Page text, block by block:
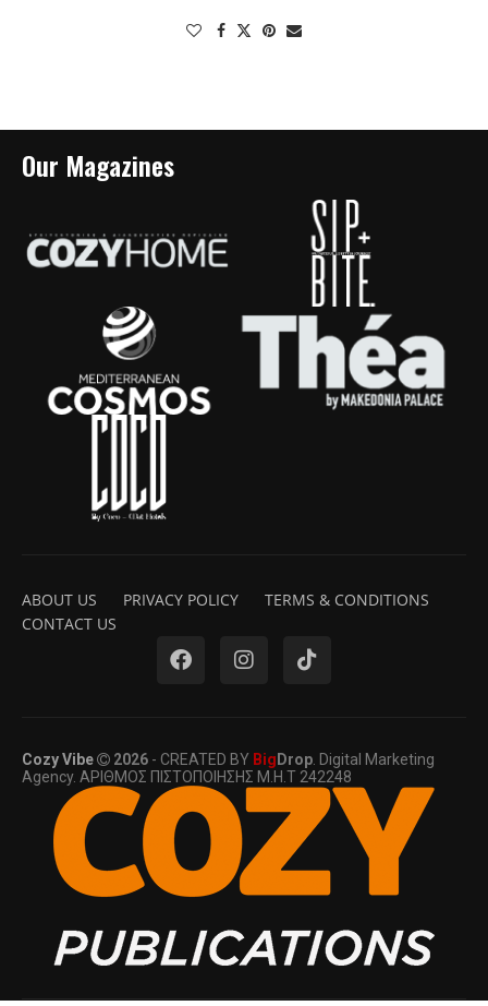
Our Magazines
ABOUT US PRIVACY POLICY
TERMS & CONDITIONS
CONTACT US
Cozy Vibe 2026 - CREATED BY Big Drop . Digital Marketing
Agency. ΑΡΙΘΜΟΣ ΠΙΣΤΟΠΟΙΗΣΗΣ Μ.Η.Τ 242248